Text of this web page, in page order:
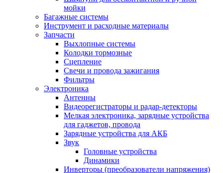
мойки
Багажные системы
Инструмент и расходные материалы
Запчасти
Выхлопные системы
Колодки тормозные
Сцепление
Свечи и провода зажигания
Фильтры
Электроника
Антенны
Видеорегистраторы и радар-детекторы
Мелкая электроника, зарядные устройства
для гаджетов, провода
Зарядные устройства для АКБ
Звук
Головные устройства
Динамики
Инверторы (преобразователи напряжения)